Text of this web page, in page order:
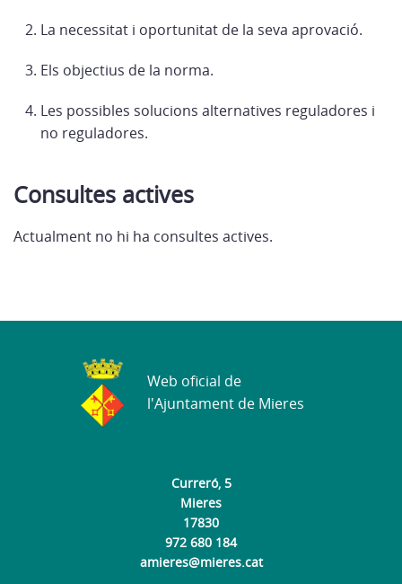
La necessitat i oportunitat de la seva aprovació.
Els objectius de la norma.
Les possibles solucions alternatives reguladores i
no reguladores.
Consultes actives
Actualment no hi ha consultes actives.
Curreró, 5
Mieres
17830
972 680 184
amieres@mieres.cat
Web oficial de
l'Ajuntament de Mieres